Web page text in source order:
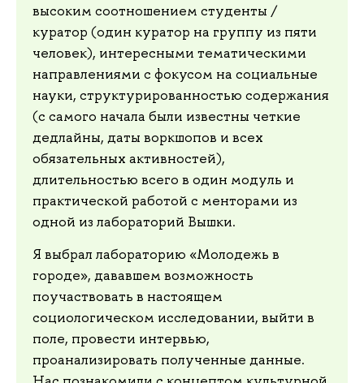
высоким соотношением студенты /
куратор (один куратор на группу из пяти
человек), интересными тематическими
направлениями с фокусом на социальные
науки, структурированностью содержания
(с самого начала были известны четкие
дедлайны, даты воркшопов и всех
обязательных активностей),
длительностью всего в один модуль и
практической работой с менторами из
одной из лабораторий Вышки.
Я выбрал лабораторию «Молодежь в
городе», дававшем возможность
поучаствовать в настоящем
социологическом исследовании, выйти в
поле, провести интервью,
проанализировать полученные данные.